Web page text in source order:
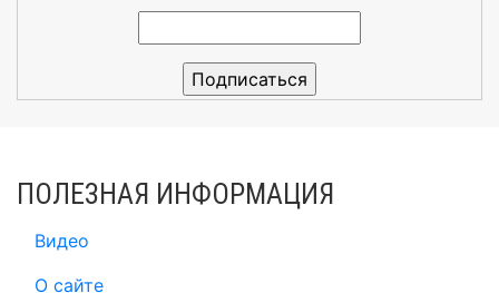
ПОЛЕЗНАЯ ИНФОРМАЦИЯ
Видео
О сайте